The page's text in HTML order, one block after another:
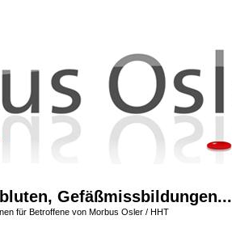
Gefäßmissbildungen...
für Betroffene von Morbus Osler / HHT